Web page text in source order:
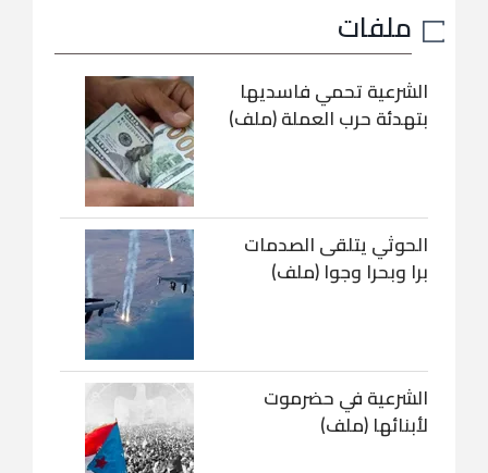
ملفات
الشرعية تحمي فاسديها
بتهدئة حرب العملة (ملف)
الحوثي يتلقى الصدمات
برا وبحرا وجوا (ملف)
الشرعية في حضرموت
لأبنائها (ملف)